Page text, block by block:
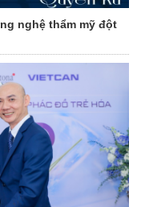
nghệ thẩm mỹ đột